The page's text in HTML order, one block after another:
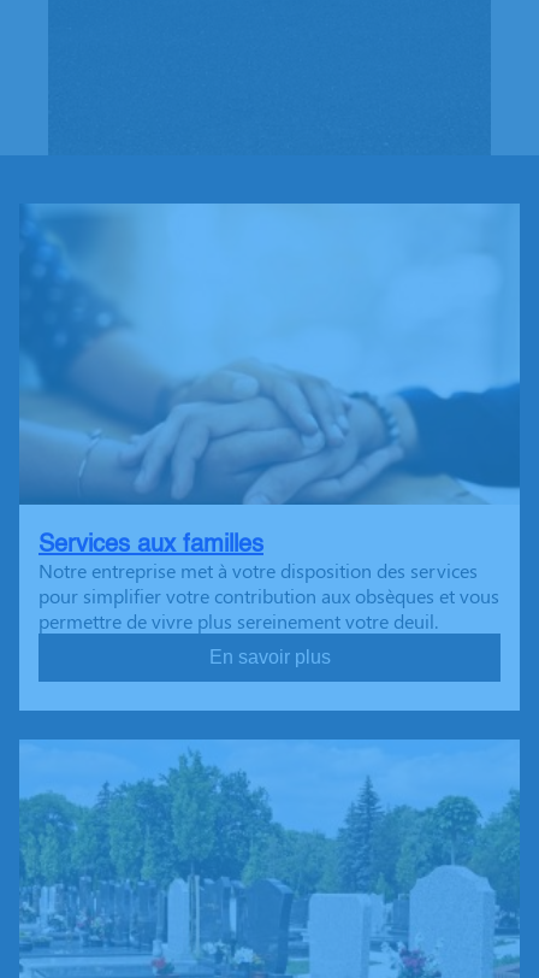
Services aux familles
Notre entreprise met à votre disposition des services
pour simplifier votre contribution aux obsèques et vous
permettre de vivre plus sereinement votre deuil.
En savoir plus